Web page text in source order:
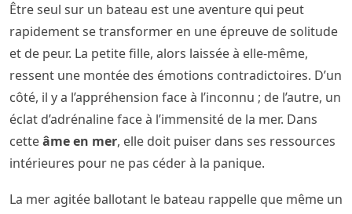
Être seul sur un bateau est une aventure qui peut
rapidement se transformer en une épreuve de solitude
et de peur. La petite fille, alors laissée à elle-même,
ressent une montée des émotions contradictoires. D’un
côté, il y a l’appréhension face à l’inconnu ; de l’autre, un
éclat d’adrénaline face à l’immensité de la mer. Dans
cetteâme en mer, elle doit puiser dans ses ressources
intérieures pour ne pas céder à la panique.
La mer agitée ballotant le bateau rappelle que même un